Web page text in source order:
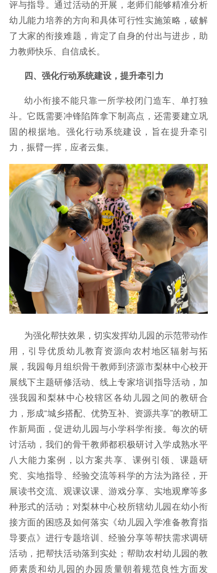
评与指导。通过活动的开展，老师们能够精准分析
幼儿能力培养的方向和具体可行性实施策略，破解
了大家的衔接难题，肯定了自身的付出与进步，助
力教师快乐、自信成长。
四、强化行动系统建设，提升牵引力
幼小衔接不能只靠一所学校闭门造车、单打独
斗。它既需要冲锋陷阵拿下制高点，还需要建立巩
固的根据地。强化行动系统建设，旨在提升牵引
力，振臂一挥，应者云集。
为强化帮扶效果，切实发挥幼儿园的示范带动作
用，引导优质幼儿教育资源向农村地区辐射与拓
展，我园每月组织骨干教师到济源市梨林中心校开
展线下主题研修活动、线上专家培训指导活动，加
强我园和梨林中心校辖区各幼儿园之间的教研合
力，形成“城乡搭配、优势互补、资源共享”的教研工
作新局面，促进幼儿园与小学科学衔接。每次的研
讨活动，我们的骨干教师都积极研讨入学成熟水平
八大能力案例，以方案共享、课例引领、课题研
究、实地指导、经验交流等科学的方法为路径，开
展读书交流、观课议课、游戏分享、实地观摩等多
种形式的活动；对梨林中心校所辖幼儿园在幼小衔
接方面的困惑及如何落实《幼儿园入学准备教育指
导要点》进行专题培训、经验分享等帮扶需求调研
活动，把帮扶活动落到实处；帮助农村幼儿园的教
师素质和幼儿园的办园质量朝着规范良性方面发